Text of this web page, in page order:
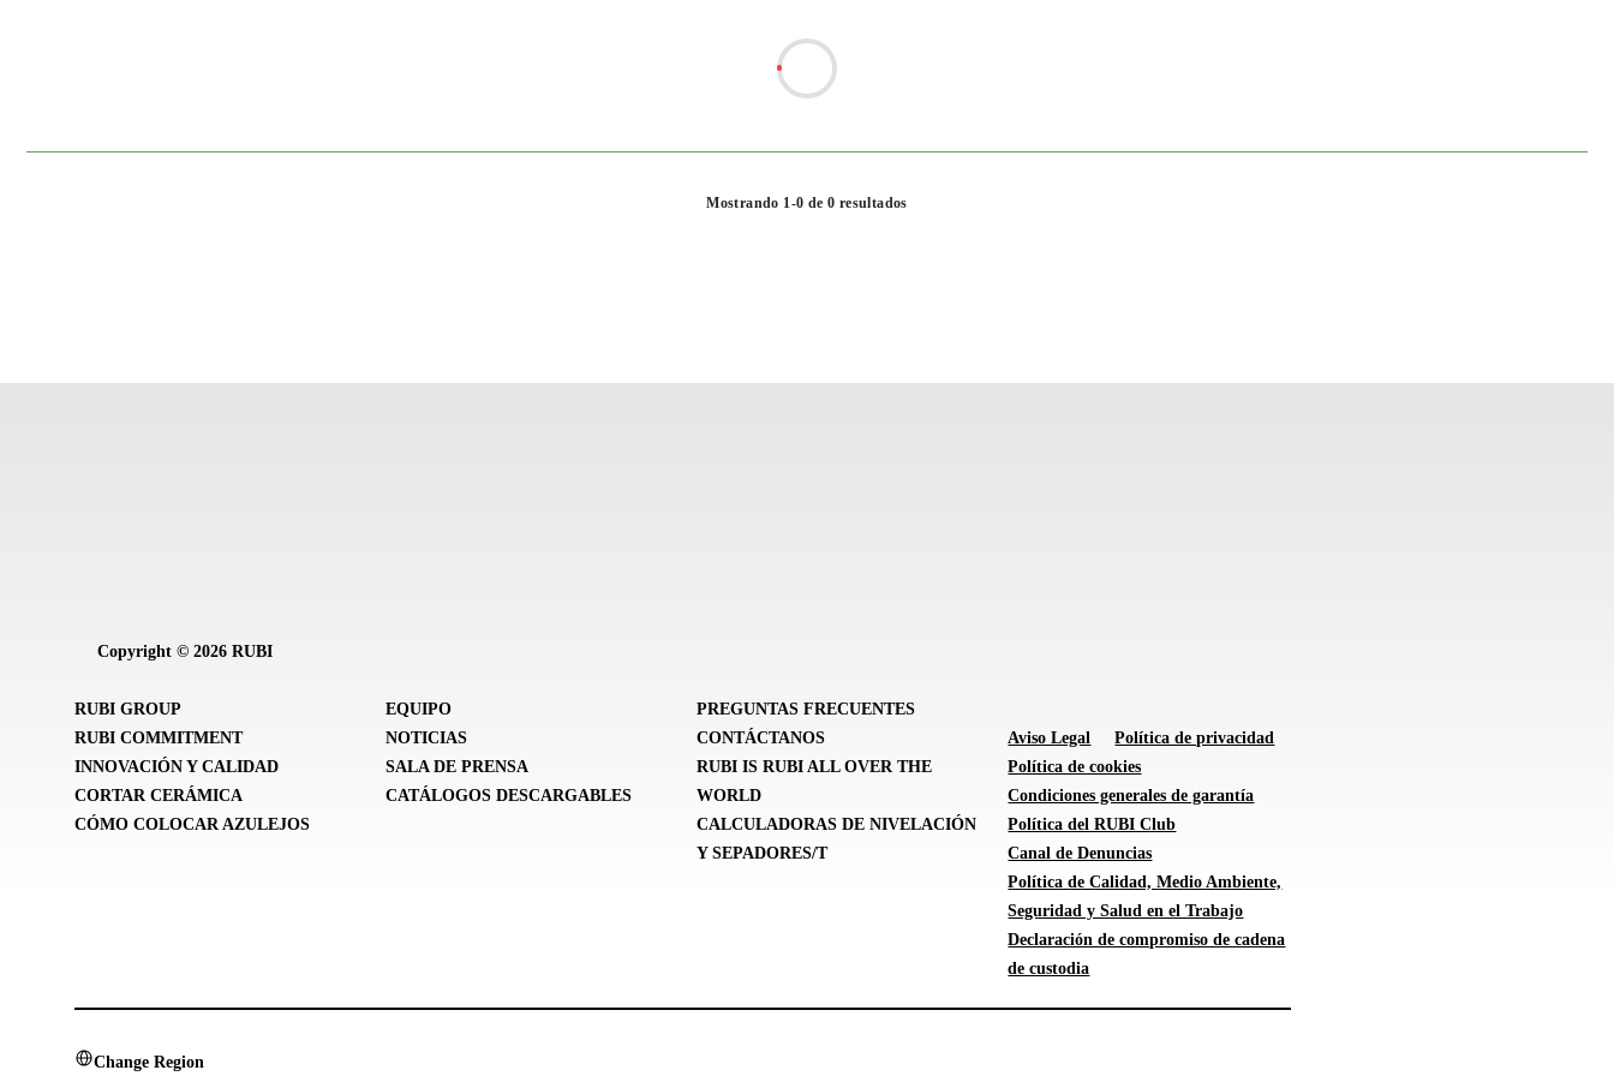
Mostrando 1-0 de 0 resultados
Copyright © 2026 RUBI
RUBI GROUP
RUBI COMMITMENT
INNOVACIÓN Y CALIDAD
CORTAR CERÁMICA
CÓMO COLOCAR AZULEJOS
EQUIPO
NOTICIAS
SALA DE PRENSA
CATÁLOGOS DESCARGABLES
PREGUNTAS FRECUENTES
CONTÁCTANOS
RUBI IS RUBI ALL OVER THE
WORLD
CALCULADORAS DE NIVELACIÓN
Y SEPADORES/T
Aviso Legal
Política de privacidad
Política de cookies
Condiciones generales de garantía
Política del RUBI Club
Canal de Denuncias
Política de Calidad, Medio Ambiente,
Seguridad y Salud en el Trabajo
Declaración de compromiso de cadena
de custodia
Change Region